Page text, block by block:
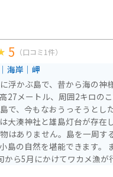
5 （口コミ1件）
海岸｜岬
浮かぶ島で、昔から海の神
27メートル、周囲2キロの
で、今もなおうっそうとし
大湊神社と雄島灯台が存在
はありません。島を一周す
然を堪能できます。 また、対岸の
から5月にかけてワカメ漁が